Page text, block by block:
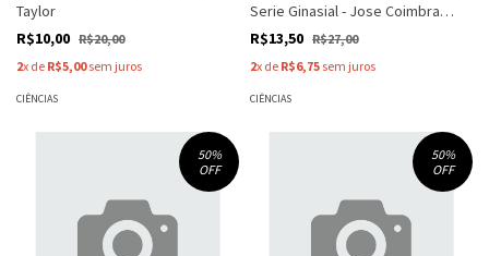
Taylor
R$10,00 R$20,00
2x de R$5,00sem juros
CIÊNCIAS
Serie Ginasial - Jose Coimbra
Duarte
R$13,50 R$27,00
2x de R$6,75 sem juros
CIÊNCIAS
50%
OFF
50%
OFF